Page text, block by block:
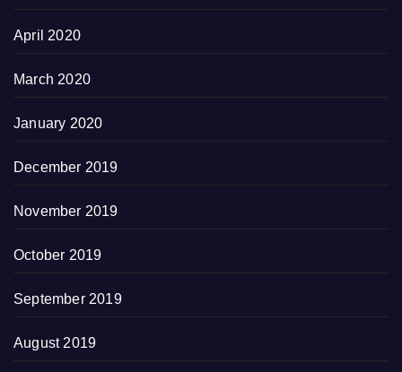
April 2020
March 2020
January 2020
December 2019
November 2019
October 2019
September 2019
August 2019